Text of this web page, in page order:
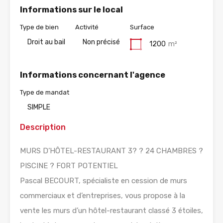
Informations sur le local
Type de bien
Droit au bail
Activité
Non précisé
Surface
1200 m²
Informations concernant l'agence
Type de mandat
SIMPLE
Description
MURS D’HÔTEL-RESTAURANT 3? ? 24 CHAMBRES ?
PISCINE ? FORT POTENTIEL
Pascal BECOURT, spécialiste en cession de murs
commerciaux et d’entreprises, vous propose à la
vente les murs d’un hôtel-restaurant classé 3 étoiles,